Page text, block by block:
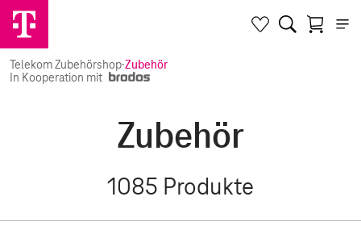
Telekom Zubehörshop·Zubehör
In Kooperation mit
Zubehör
1085 Produkte